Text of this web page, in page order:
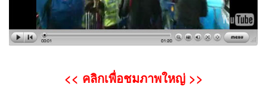
<< คลิกเพื่อชมภาพใหญ่ >>